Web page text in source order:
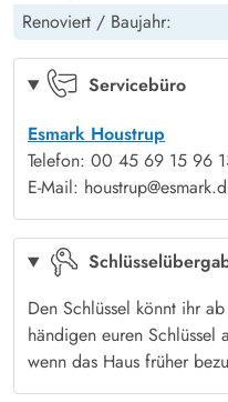
eine wohlige Wärme
grossen Panoramafenstern
senkt.
mit guten und bequemen
idyllische, von hohen
über viele gemütliche
Die Bäume und Büsche
rauhen Westwind.
Houstrup - entdeckt die
Houstrup liegt inmitten der
Westküste. Wald, Heide,
Landschaften hat ihren
Renoviert / Baujahr:
Servicebüro
Esmark Houstrup
Telefon: 00 45 69 15 96
E-Mail:
Den Schlüssel könnt ihr
händigen euren Schlüssel
wenn das Haus früher